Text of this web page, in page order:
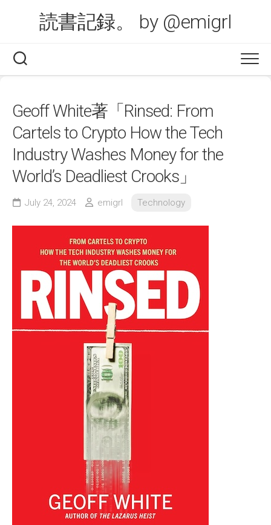
読書記録。 by @emigrl
Geoff White著「Rinsed: From
Cartels to Crypto How the Tech
Industry Washes Money for the
World’s Deadliest Crooks」
July 24, 2024 emigrl Technology